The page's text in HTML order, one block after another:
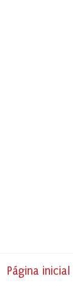
Página inicial